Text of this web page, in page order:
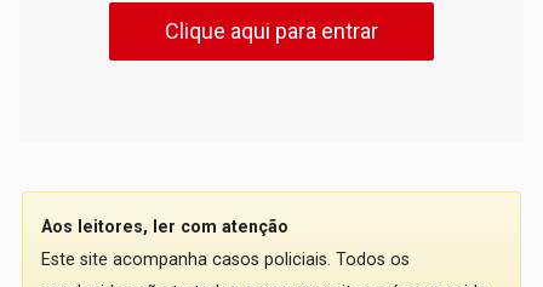
Clique aqui para entrar
Aos leitores, ler com atenção
Este site acompanha casos policiais. Todos os